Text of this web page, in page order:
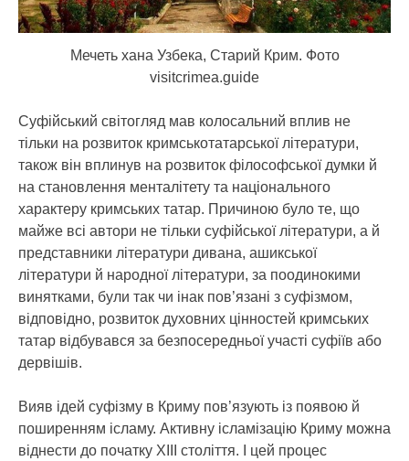
Мечеть хана Узбека, Старий Крим. Фото
visitcrimea.guide
Суфійський світогляд мав колосальний вплив не
тільки на розвиток кримськотатарської літератури,
також він вплинув на розвиток філософської думки й
на становлення менталітету та національного
характеру кримських татар. Причиною було те, що
майже всі автори не тільки суфійської літератури, а й
представники літератури дивана, ашикської
літератури й народної літератури, за поодинокими
винятками, були так чи інак пов’язані з суфізмом,
відповідно, розвиток духовних цінностей кримських
татар відбувався за безпосередньої участі суфіїв або
дервішів.
Вияв ідей суфізму в Криму пов’язують із появою й
поширенням ісламу. Активну ісламізацію Криму можна
віднести до початку XIII століття. І цей процес